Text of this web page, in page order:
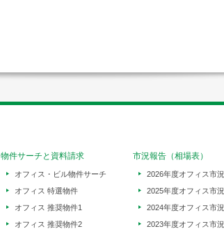
物件サーチと資料請求
オフィス・ビル物件サーチ
オフィス 特選物件
オフィス 推奨物件1
オフィス 推奨物件2
市況報告（相場表）
2026年度オフィス市況
2025年度オフィス市況
2024年度オフィス市況
2023年度オフィス市況